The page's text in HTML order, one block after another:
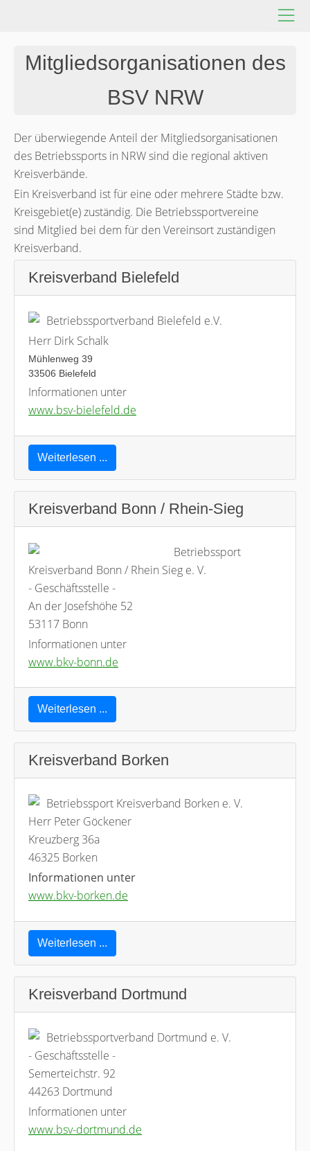
Mitgliedsorganisationen des
BSV NRW
Der überwiegende Anteil der Mitgliedsorganisationen
des Betriebssports in NRW sind die regional aktiven
Kreisverbände.
Ein Kreisverband ist für eine oder mehrere Städte bzw.
Kreisgebiet(e) zuständig. Die Betriebssportvereine
sind Mitglied bei dem für den Vereinsort zuständigen
Kreisverband.
Kreisverband Bielefeld
Betriebssportverband Bielefeld e.V.
Herr Dirk Schalk
Mühlenweg 39
33506 Bielefeld
Informationen unter
www.bsv-bielefeld.de
Weiterlesen ...
Kreisverband Bonn / Rhein-Sieg
Betriebssport
Kreisverband Bonn / Rhein Sieg e. V.
- Geschäftsstelle -
An der Josefshöhe 52
53117 Bonn
Informationen unter
www.bkv-bonn.de
Weiterlesen ...
Kreisverband Borken
Betriebssport Kreisverband Borken e. V.
Herr Peter Göckener
Kreuzberg 36a
46325 Borken
Informationen unter
www.bkv-borken.de
Weiterlesen ...
Kreisverband Dortmund
Betriebssportverband Dortmund e. V.
- Geschäftsstelle -
Semerteichstr. 92
44263 Dortmund
Informationen unter
www.bsv-dortmund.de